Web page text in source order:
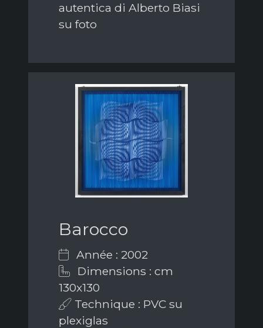
autentica di Alberto Biasi
su foto
Barocco
Année : 2002
Dimensions : cm
130x130
Technique : PVC su
plexiglas